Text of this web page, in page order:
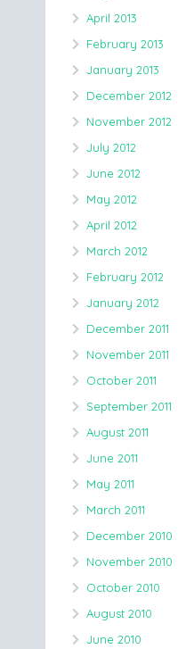
April 2013
February 2013
January 2013
December 2012
November 2012
July 2012
June 2012
May 2012
April 2012
March 2012
February 2012
January 2012
December 2011
November 2011
October 2011
September 2011
August 2011
June 2011
May 2011
March 2011
December 2010
November 2010
October 2010
August 2010
June 2010